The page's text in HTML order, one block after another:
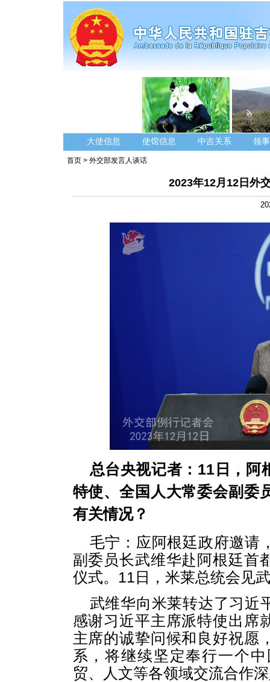
大使信息 使馆信息 中吉关系 领
首页 > 外交部发言人谈话
2023年12月12日外
总台央视记者：11日，阿
特使、全国人大常委会副委
有关情况？
毛宁：应阿根廷政府邀请
副委员长武维华赴阿根廷首
仪式。11日，米莱总统会见
武维华向米莱转达了习近
感谢习近平主席派特使出席
主席的诚挚问候和良好祝愿
系，将继续坚定奉行一个
贸、人文等各领域交流合作